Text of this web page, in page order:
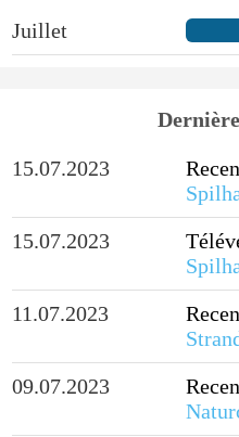
Juillet
15.07.2023
15.07.2023
11.07.2023
09.07.2023